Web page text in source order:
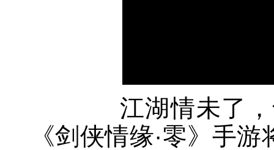
江湖情未了，
《剑侠情缘·零》手